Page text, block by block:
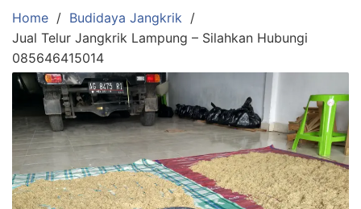
Home
Budidaya Jangkrik
Jual Telur Jangkrik Lampung – Silahkan Hubungi
085646415014